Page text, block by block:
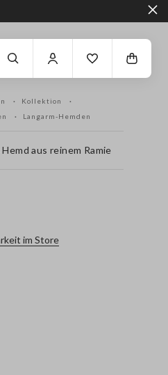
Kollektion
Langarm-Hemden
aus reinem Ramie
im Store